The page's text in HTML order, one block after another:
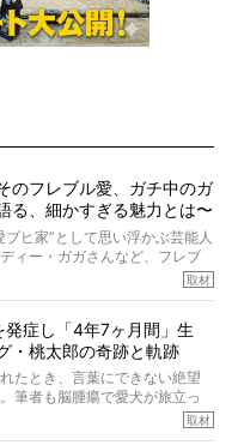
のフレブル愛、ガチ中のガ
る、細かすぎる魅力とは〜
ヒ家”として思い浮かぶ芸能人
ィー・ガガさんなど、フレブ
います。が、ロッチ中岡さん
ーだというのをご存知です
、たくさんのフレブルアカウ
わが『FRENCH BULLDOG
スも、その中の一頭。
の魅力を語っていただきまし
ってた以上！ ガチ中のガチ
取材
発症し「4年7ヶ月間」生
・桃太郎の奇跡と軌跡
たとき、言葉にできない絶望
筆者も脳腫瘍で愛犬が旅立っ
ほど厄介で困難な病気かを理
発症から1年生存すれば素晴ら
取材